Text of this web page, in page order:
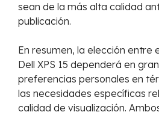
sean de la más alta calidad
publicación.
En resumen, la elección entre
Dell XPS 15 dependerá en
preferencias personales en
las necesidades específicas
calidad de visualización.